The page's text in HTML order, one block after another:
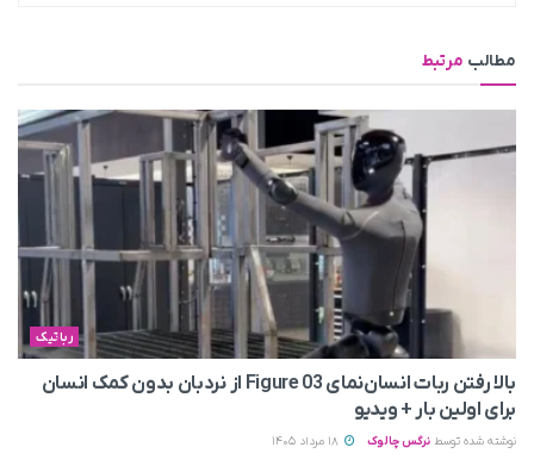
مطالب مرتبط
رباتیک
بالا رفتن ربات انسان‌نمای Figure 03 از نردبان بدون کمک انسان
برای اولین بار + ویدیو
نوشته شده توسط نرگس چالوک